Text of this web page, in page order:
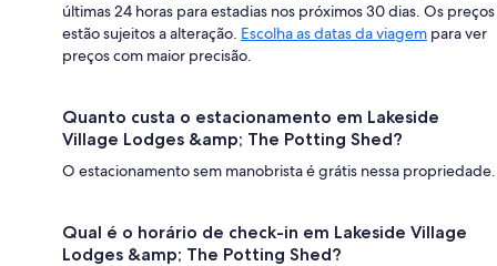
últimas 24 horas para estadias nos próximos 30 dias. Os preços
estão sujeitos a alteração. Escolha as datas da viagem para ver
preços com maior precisão.
Quanto custa o estacionamento em Lakeside
Village Lodges &amp; The Potting Shed?
O estacionamento sem manobrista é grátis nessa propriedade.
Qual é o horário de check-in em Lakeside Village
Lodges &amp; The Potting Shed?